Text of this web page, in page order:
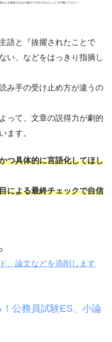
語と『抜擢されたことで
い、などをはっきり指摘し
み手の受け止め方が違うの
って、文章の説得力が劇的
ます。
つ具体的に言語化してほし
による最終チェックで自信
、論文などを添削します
公務員試験ES、小論